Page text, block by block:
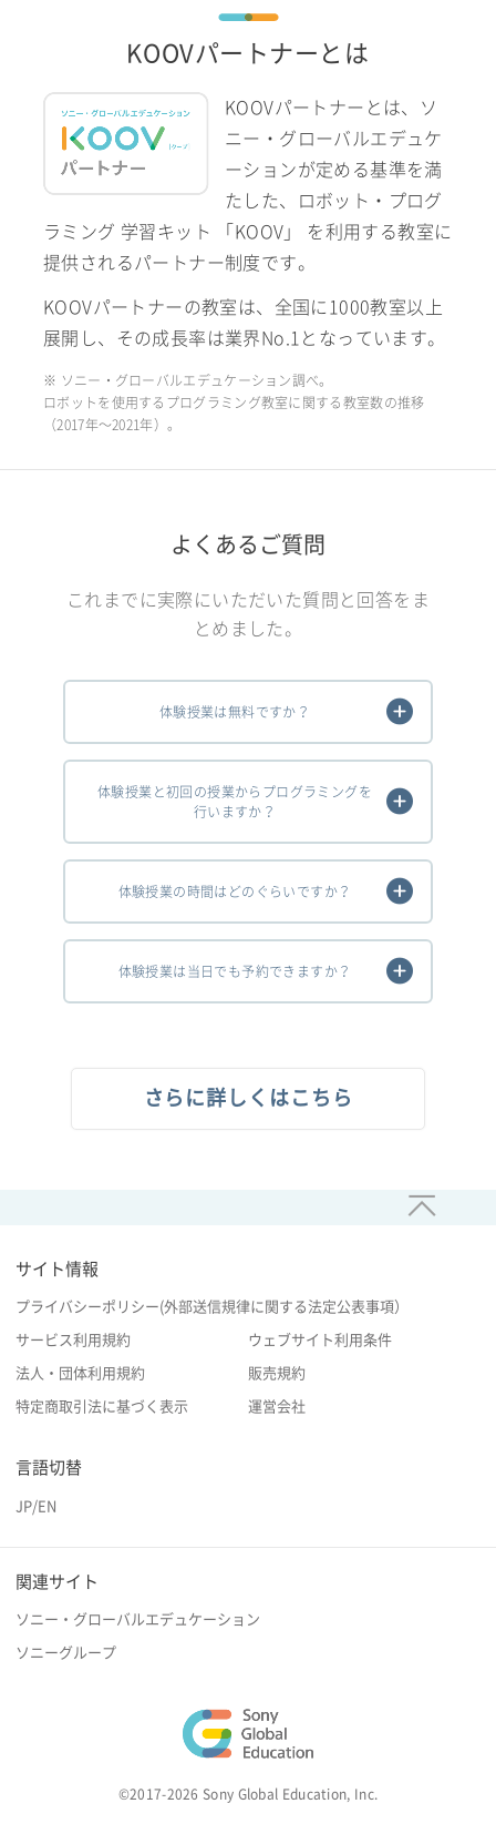
KOOVパートナーとは
KOOVパートナーとは、ソ
ニー・グローバルエデュケ
ーションが定める基準を満
たした、ロボット・プログ
ラミング 学習キット 「KOOV」 を利用する教室に
提供されるパートナー制度です。
KOOVパートナーの教室は、全国に1000教室以上
展開し、その成長率は業界No.1となっています。
※ ソニー・グローバルエデュケーション調べ。
ロボットを使用するプログラミング教室に関する教室数の推移
（2017年〜2021年）。
よくあるご質問
これまでに実際にいただいた質問と回答をま
とめました。
体験授業は無料ですか？
体験授業と初回の授業からプログラミングを
行いますか？
体験授業の時間はどのぐらいですか？
体験授業は当日でも予約できますか？
さらに詳しくはこちら
サイト情報
プライバシーポリシー(外部送信規律に関する法定公表事項）
サービス利用規約 ウェブサイト利用条件
法人・団体利用規約 販売規約
特定商取引法に基づく表示 運営会社
言語切替
JP/EN
関連サイト
ソニー・グローバルエデュケーション
ソニーグループ
©2017-2026 Sony Global Education, Inc.